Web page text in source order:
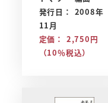
発行日： 2008年
11月
定価： 2,750円
（10％税込）